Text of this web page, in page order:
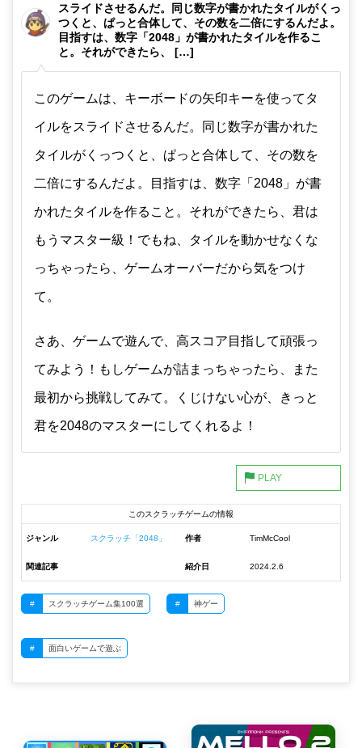
スライドさせるんだ。同じ数字が書かれたタイルがくっ
つくと、ぱっと合体して、その数を二倍にするんだよ。
目指すは、数字「2048」が書かれたタイルを作るこ
と。それができたら、 […]
このゲームは、キーボードの矢印キーを使ってタ
イルをスライドさせるんだ。同じ数字が書かれた
タイルがくっつくと、ぱっと合体して、その数を
二倍にするんだよ。目指すは、数字「2048」が書
かれたタイルを作ること。それができたら、君は
もうマスター級！でもね、タイルを動かせなくな
っちゃったら、ゲームオーバーだから気をつけ
て。
さあ、ゲームで遊んで、高スコア目指して頑張っ
てみよう！もしゲームが詰まっちゃったら、また
最初から挑戦してみて。くじけない心が、きっと
君を2048のマスターにしてくれるよ！
このスクラッチゲームの情報
ジャンル スクラッチ「2048」 作者 TimMcCool
関連記事 紹介日 2024.2.6
# スクラッチゲーム集100選 # 神ゲー
# 面白いゲームで遊ぶ